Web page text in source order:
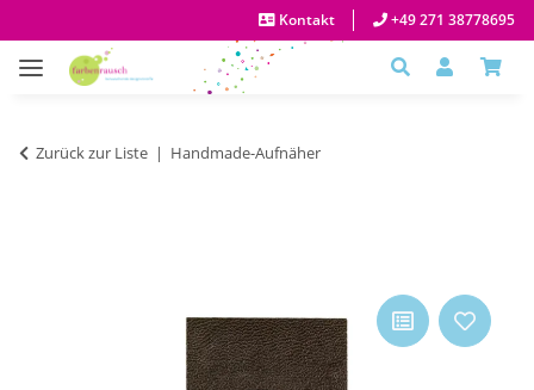
Kontakt +49 271 38778695
Zurück zur Liste Handmade-Aufnäher